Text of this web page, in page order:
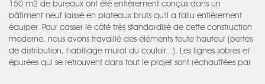
150 m2 de bureaux ont été entièrement conçus dans un
bâtiment neuf laissé en plateaux bruts qu'il a fallu entièrement
équiper. Pour casser le côté très standardisé de cette construction
moderne, nous avons travaillé des éléments toute hauteur (portes
de distribution, habillage mural du couloir...). Les lignes sobres et
épurées qui se retrouvent dans tout le projet sont réchauffées par